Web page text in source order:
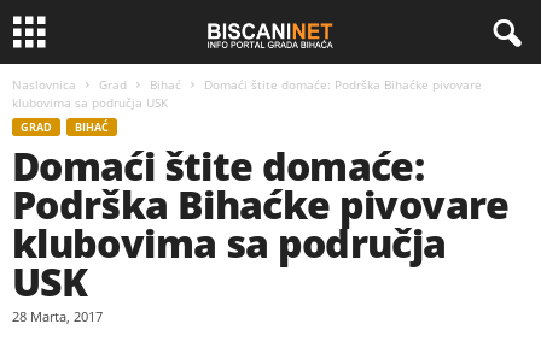
Naslovnica Grad Bihać
Domaći štite domaće: Podrška Bihaćke pivovare
klubovima sa područja USK
GRAD BIHAĆ
Domaći štite domaće:
Podrška Bihaćke pivovare
klubovima sa područja
USK
28 Marta, 2017